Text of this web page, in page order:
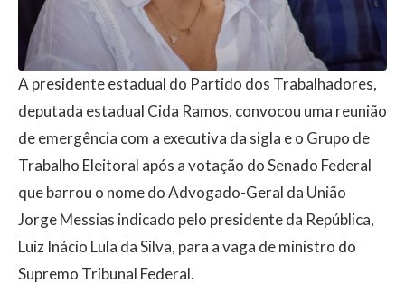
A presidente estadual do Partido dos Trabalhadores,
deputada estadual Cida Ramos, convocou uma reunião
de emergência com a executiva da sigla e o Grupo de
Trabalho Eleitoral após a votação do Senado Federal
que barrou o nome do Advogado-Geral da União
Jorge Messias indicado pelo presidente da República,
Luiz Inácio Lula da Silva, para a vaga de ministro do
Supremo Tribunal Federal.